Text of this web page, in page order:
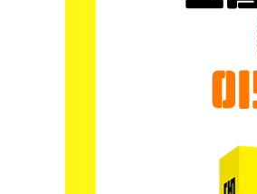
클립스튜디오 체험판 설치하
기본 화면 구성 학습하기 / 도
브러시 선택하기 / 러프 그리
색상 선택하기 / 밑그림 그리
● 이모티콘 작가 인터뷰: 단발